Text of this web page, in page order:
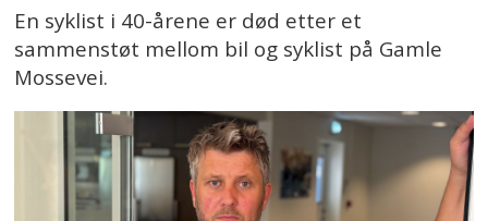
En syklist i 40-årene er død etter et
sammenstøt mellom bil og syklist på Gamle
Mossevei.